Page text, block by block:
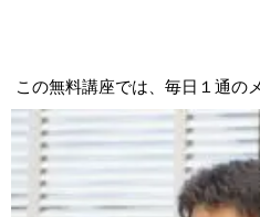
この無料講座では、毎日１通の